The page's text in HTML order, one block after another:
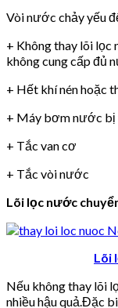
Vòi nước chảy yếu
+ Không thay lõi lọc
không cung cấp đủ
+ Hết khí nén hoặc
+ Máy bơm nước bị
+ Tắc van cơ
+ Tắc vòi nước
Lõi lọc nước
Lõi
Nếu không thay lõi
nhiều hậu quả.Đặc